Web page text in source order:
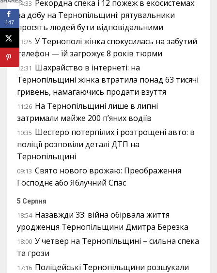
14:33 Рекордна спека і 12 пожеж в екосистемах
за добу на Тернопільщині: рятувальники
просять людей бути відповідальними
13:25 У Тернополі жінка спокусилась на забутий
телефон — їй загрожує 8 років тюрми
12:31 Шахрайство в інтернеті: на
Тернопільщині жінка втратила понад 63 тисячі
гривень, намагаючись продати взуття
11:26 На Тернопільщині лише в липні
затримали майже 200 п’яних водіїв
10:35 Шестеро потерпілих і розтрощені авто: в
поліції розповіли деталі ДТП на
Тернопільщині
09:13 Свято нового врожаю: Преображення
Господнє або Яблучний Спас
5 Серпня
18:54 Назавжди 33: війна обірвала життя
уродженця Тернопільщини Дмитра Березка
18:00 У четвер на Тернопільщині – сильна спека
та грози
17:16 Поліцейські Тернопільщини розшукали
147